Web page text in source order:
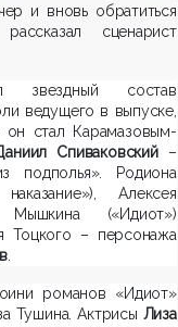
и вновь обратиться
сценарист
звездный состав
ведущего в выпуске,
стал Карамазовым-
Спиваковский–
подполья». Родиона
Алексея
(«Идиот»)
Тоцкого – персонажа
романов «Идиот»
Тушина. Актрисы Лиза